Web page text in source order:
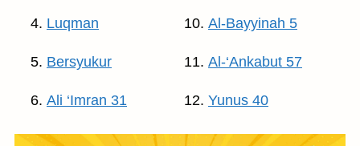
Luqman
Bersyukur
Ali ‘Imran 31
Al-Bayyinah 5
Al-‘Ankabut 57
Yunus 40